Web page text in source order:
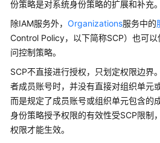
角
色
与
策
略
统
身
份策略是对系统身份策略的扩展和补充。
除IAM服务外， Organizations服务中的
Control Policy，以下简称SCP）也可
问控制策略。
SCP不直接进行授权，只划定权限边界
者成员账号时，并没有直接对组织单元
而是规定了成员账号或组织单元包含的
身份策略授予权限的有效性受SCP限制
权限才能生效。